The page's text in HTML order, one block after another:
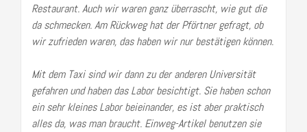
Restaurant. Auch wir waren ganz überrascht, wie gut die
da schmecken. Am Rückweg hat der Pförtner gefragt, ob
wir zufrieden waren, das haben wir nur bestätigen können.
Mit dem Taxi sind wir dann zu der anderen Universität
gefahren und haben das Labor besichtigt. Sie haben schon
ein sehr kleines Labor beieinander, es ist aber praktisch
alles da, was man braucht. Einweg-Artikel benutzen sie